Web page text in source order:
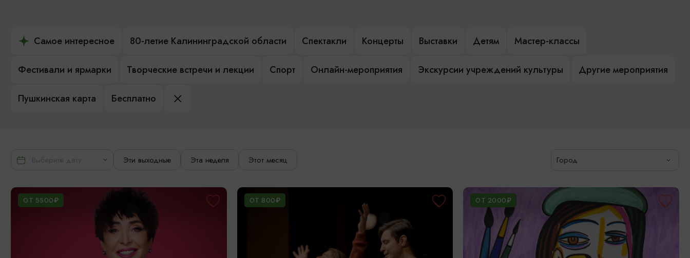
Самое интересное 80-летие Калининградской области Спектакли Концерты Выставки Детям Мастер-классы
Фестивали и ярмарки Творческие встречи и лекции Спорт Онлайн-мероприятия Экскурсии учреждений культуры Другие мероприятия
Пушкинская карта Бесплатно
Эти выходные Эта неделя Этот месяц Город
ОТ 5500₽ ОТ 800₽ ОТ 2000₽